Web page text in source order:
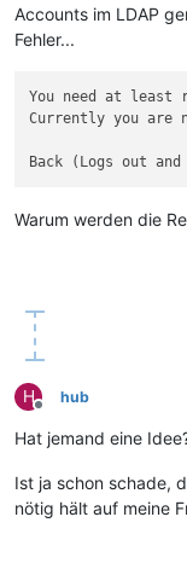
Accounts im LDAP
Fehler...
You need at
Currently you are
Warum werden die
H
Offline
hub
Hat jemand eine
Ist ja schon schade,
nötig hält auf meine